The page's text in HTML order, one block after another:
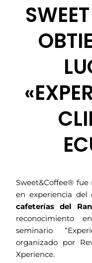
Sweet&Coffee®
en experiencia del
cafeterías del
reconocimiento
seminario
organizado por
Xperience.